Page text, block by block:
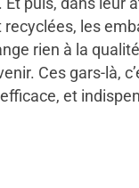
les
rien à la
Ces gars-là,
et